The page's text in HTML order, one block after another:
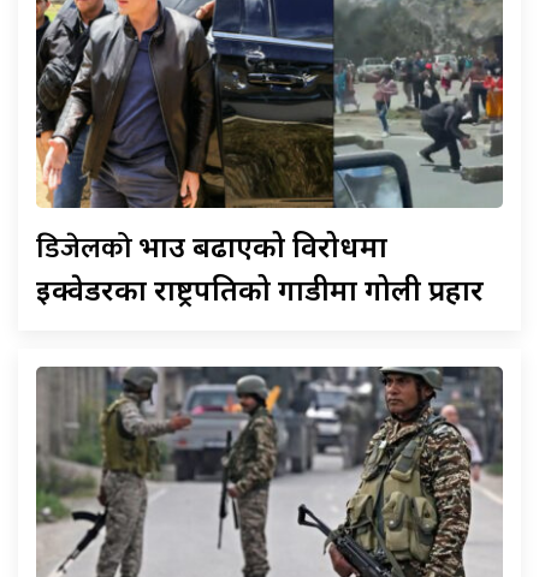
डिजेलकोभाउ बढाएको विरोधमा
इक्वेडरका राष्ट्रपतिको गाडीमा गोली प्रहार